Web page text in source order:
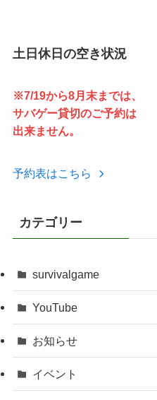
土日休日の空き状況
※7/19から8月末までは、
サバゲー貸切のご予約は
出来ません。
予約表はこちら
カテゴリー
survivalgame
YouTube
お知らせ
イベント